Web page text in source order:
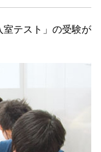
室テスト 」の受験が